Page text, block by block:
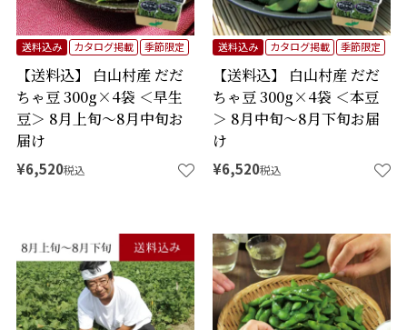
【送料込】 白山村産 だだ
ちゃ豆 300g×4袋 ＜早生
豆＞ 8月上旬～8月中旬お
届け
送料込み カタログ掲載 季節限定
¥6,520税込
【送料込】 白山村産 だだ
ちゃ豆 300g×4袋 ＜本豆
＞ 8月中旬～8月下旬お届
け
送料込み カタログ掲載 季節限定
¥6,520税込